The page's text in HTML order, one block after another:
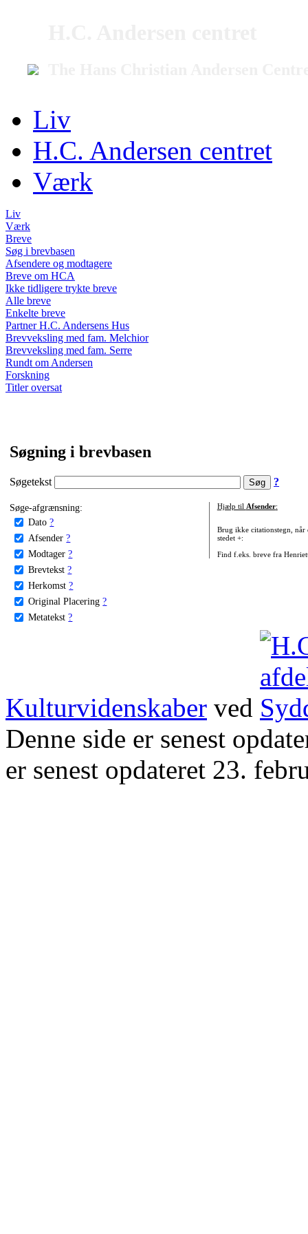
Liv
H.C. Andersen centret
Værk
Liv
Værk
Breve
Søg i brevbasen
Afsendere og modtagere
Breve om HCA
Ikke tidligere trykte breve
Alle breve
Enkelte breve
Partner H.C. Andersens Hus
Brevveksling med fam. Melchior
Brevveksling med fam. Serre
Rundt om Andersen
Forskning
Titler oversat
Søgning i brevbasen
Søgetekst ?
Søge-afgrænsning:
Dato ?
Afsender ?
Modtager ?
Brevtekst ?
Herkomst ?
Original Placering ?
Metatekst ?
Hjælp til Afsender:
Brug ikke citationstegn, når
stedet +:
Find f.eks. breve fra
Kulturvidenskaber ved
Denne side er senest
er senest opdateret 23.